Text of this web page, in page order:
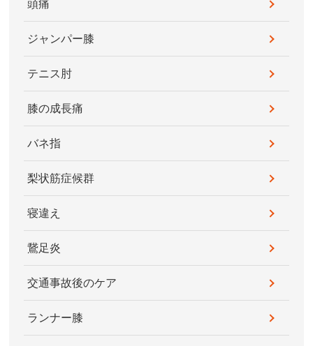
頭痛
ジャンパー膝
テニス肘
膝の成長痛
バネ指
梨状筋症候群
寝違え
鵞足炎
交通事故後のケア
ランナー膝